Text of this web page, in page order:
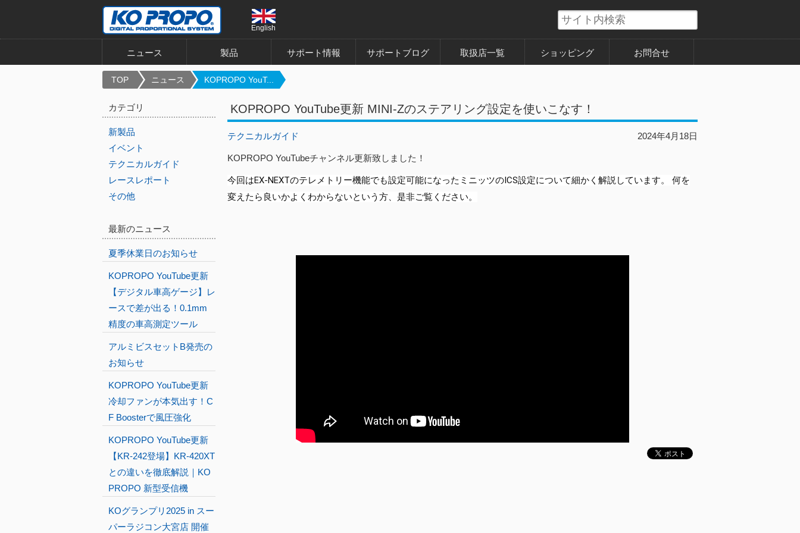
English
ニュース 製品 サポート情報 サポートブログ 取扱店一覧 ショッピング お問合せ
TOP ニュース KOPROPO YouT...
KOPROPO YouTube更新 MINI-Zのステアリング設定を使いこなす！
2024年4月18日
テクニカルガイド
KOPROPO YouTubeチャンネル更新致しました！
今回はEX-NEXTのテレメトリー機能でも設定可能になったミニッツのICS設定について細かく解説しています。 何を
変えたら良いかよくわからないという方、是非ご覧ください。
カテゴリ
新製品
イベント
テクニカルガイド
レースレポート
その他
最新のニュース
夏季休業日のお知らせ
KOPROPO YouTube更新
【デジタル車高ゲージ】レ
ースで差が出る！0.1mm
精度の車高測定ツール
アルミビスセットB発売の
お知らせ
KOPROPO YouTube更新
冷却ファンが本気出す！C
F Boosterで風圧強化
KOPROPO YouTube更新
【KR-242登場】KR-420XT
との違いを徹底解説｜KO
PROPO 新型受信機
KOグランプリ2025 in スー
パーラジコン大宮店 開催